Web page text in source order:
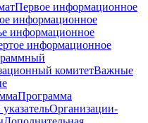
Первое информационное
информационное
информационное
информационное
комитетВажные
Программа
Организации-